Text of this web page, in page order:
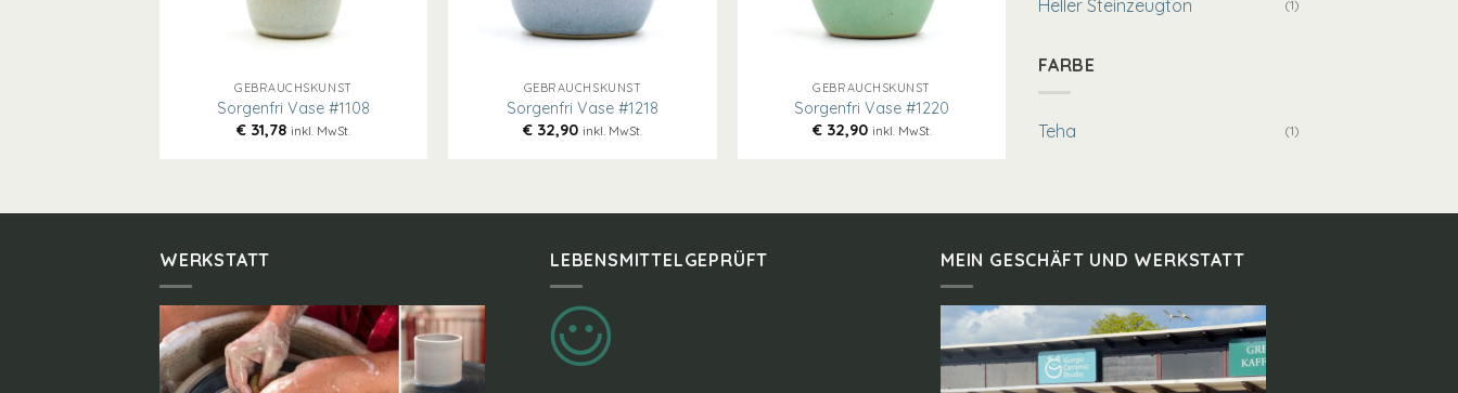
GEBRAUCHSKUNST
Sorgenfri Vase #1108
€31,78 inkl. MwSt.
GEBRAUCHSKUNST
Sorgenfri Vase #1218
€32,90 inkl. MwSt.
GEBRAUCHSKUNST
Sorgenfri Vase #1220
€32,90 inkl. MwSt.
Heller Steinzeugton (1)
FARBE
Teha (1)
WERKSTATT LEBENSMITTELGEPRÜFT MEIN GESCHÄFT UND WERKSTATT